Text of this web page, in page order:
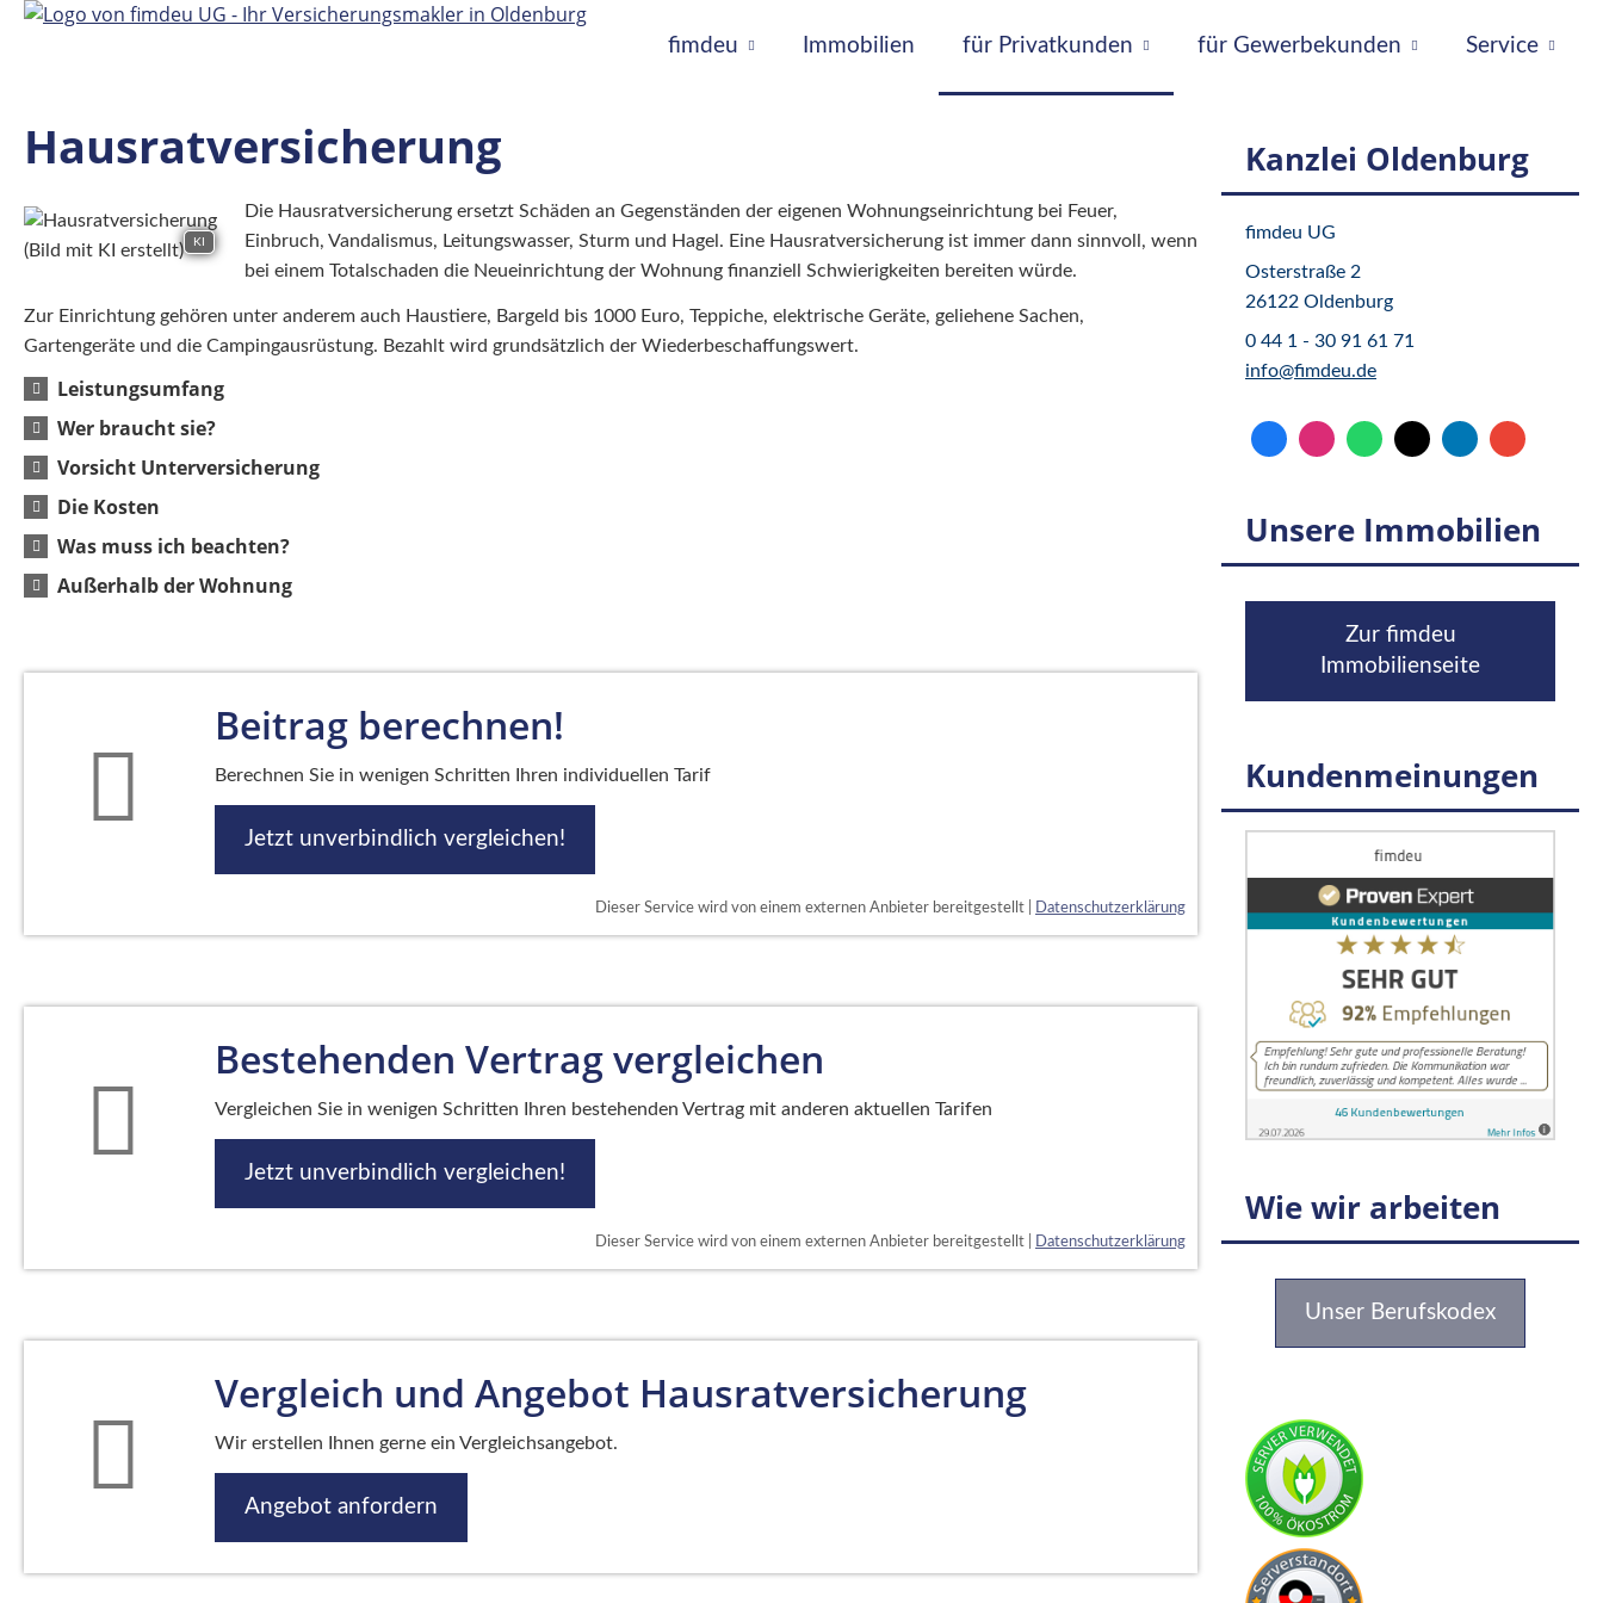
fimdeu Immobilien für Privatkunden für Gewerbekunden Service
Kanzlei Oldenburg
fimdeu UG
Osterstraße 2
26122 Oldenburg
0 44 1 - 30 91 61 71
info@fimdeu.de
Unsere Immobilien
Zur fimdeu
Immobilienseite
Kundenmeinungen
Wie wir arbeiten
Unser Berufskodex
Hausratversicherung
KI
Die Hausratversicherung ersetzt Schäden an Gegenständen der eigenen Wohnungseinrichtung bei Feuer,
Einbruch, Vandalismus, Leitungswasser, Sturm und Hagel. Eine Hausratversicherung ist immer dann sinnvoll, wenn
bei einem Totalschaden die Neueinrichtung der Wohnung finanziell Schwierigkeiten bereiten würde.
Zur Einrichtung gehören unter anderem auch Haustiere, Bargeld bis 1000 Euro, Teppiche, elektrische Geräte, geliehene Sachen,
Gartengeräte und die Campingausrüstung. Bezahlt wird grundsätzlich der Wiederbeschaffungswert.
Leistungsumfang
Wer braucht sie?
Vorsicht Unterversicherung
Die Kosten
Was muss ich beachten?
Außerhalb der Wohnung
Beitrag berechnen!
Berechnen Sie in wenigen Schritten Ihren individuellen Tarif
Jetzt unverbindlich vergleichen!
Dieser Service wird von einem externen Anbieter bereitgestellt | Datenschutzerklärung
Bestehenden Vertrag vergleichen
Vergleichen Sie in wenigen Schritten Ihren bestehenden Vertrag mit anderen aktuellen Tarifen
Jetzt unverbindlich vergleichen!
Dieser Service wird von einem externen Anbieter bereitgestellt | Datenschutzerklärung
Vergleich und Angebot Hausratversicherung
Wir erstellen Ihnen gerne ein Vergleichsangebot.
Angebot anfordern